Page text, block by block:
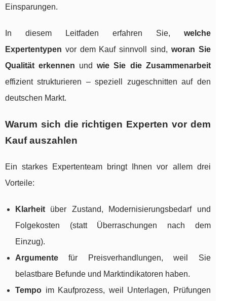
Einsparungen.
In diesem Leitfaden erfahren Sie, welche
Expertentypen vor dem Kauf sinnvoll sind, woran Sie
Qualität erkennen undwie Sie die Zusammenarbeit
effizient strukturieren – speziell zugeschnitten auf den
deutschen Markt.
Warum sich die richtigen Experten vor dem
Kauf auszahlen
Ein starkes Expertenteam bringt Ihnen vor allem drei
Vorteile:
Klarheit über Zustand, Modernisierungsbedarf und
Folgekosten (statt Überraschungen nach dem
Einzug).
Argumente für Preisverhandlungen, weil Sie
belastbare Befunde und Marktindikatoren haben.
Tempo im Kaufprozess, weil Unterlagen, Prüfungen